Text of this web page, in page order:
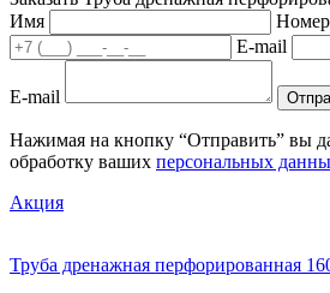
Имя
Номер
E-mail
E-mail
Нажимая на кнопку “Отправить” вы
обработку ваших персональных
Акция
Труба дренажная перфорированная